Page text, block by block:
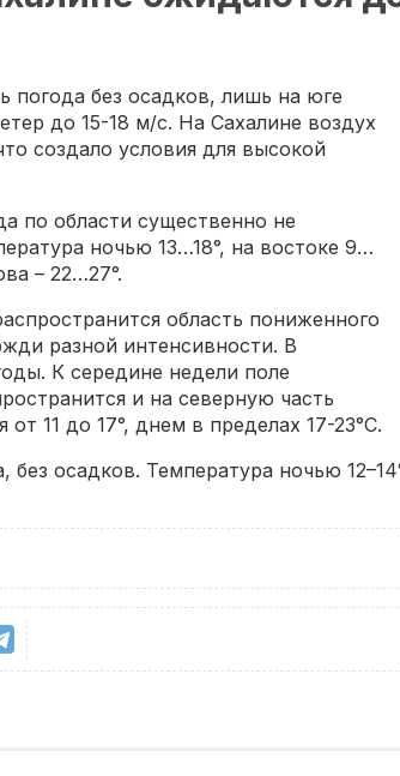
погода без осадков, лишь на юге
до 15-18 м/с. На Сахалине воздух
создало условия для высокой
по области существенно не
ночью 13…18°, на востоке 9…
– 22…27°.
область пониженного
разной интенсивности. В
К середине недели поле
и на северную часть
11 до 17°, днем в пределах 17-23°С.
осадков. Температура ночью